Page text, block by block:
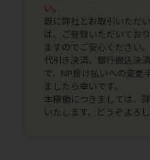
い。
既に弊社とお取引いただ
は、ご登録いただいてお
ますのでご安心ください。
代引き決済、銀行振込決
で、NP掛け払いへの変
ましたら幸いです。
本稼働につきましては、
いたします。どうぞよろ